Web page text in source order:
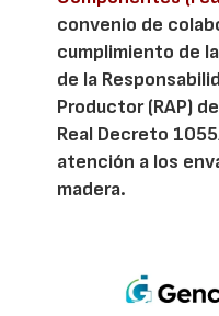
convenio de
cumplimiento de
de la
Productor (RAP)
Real Decreto
atención a los
madera.